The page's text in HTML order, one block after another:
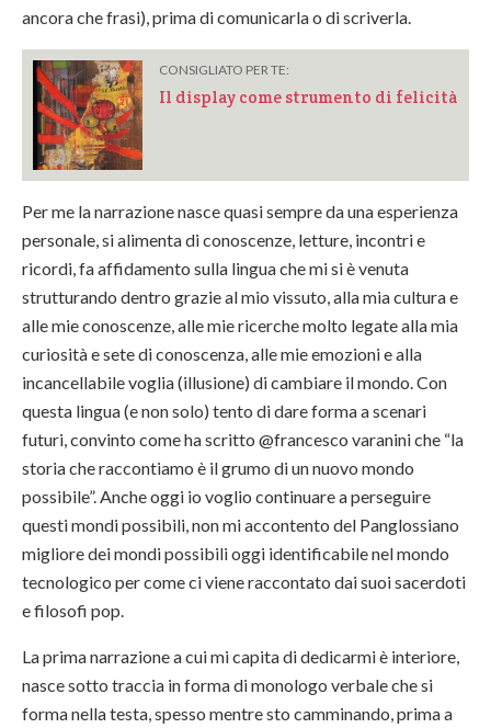
ancora che frasi), prima di comunicarla o di scriverla.
CONSIGLIATO PER TE:
Il display come strumento di felicità
Per me la narrazione nasce quasi sempre da una esperienza
personale, si alimenta di conoscenze, letture, incontri e
ricordi, fa affidamento sulla lingua che mi si è venuta
strutturando dentro grazie al mio vissuto, alla mia cultura e
alle mie conoscenze, alle mie ricerche molto legate alla mia
curiosità e sete di conoscenza, alle mie emozioni e alla
incancellabile voglia (illusione) di cambiare il mondo. Con
questa lingua (e non solo) tento di dare forma a scenari
futuri, convinto come ha scritto @francesco varanini che “la
storia che raccontiamo è il grumo di un nuovo mondo
possibile”. Anche oggi io voglio continuare a perseguire
questi mondi possibili, non mi accontento del Panglossiano
migliore dei mondi possibili oggi identificabile nel mondo
tecnologico per come ci viene raccontato dai suoi sacerdoti
e filosofi pop.
La prima narrazione a cui mi capita di dedicarmi è interiore,
nasce sotto traccia in forma di monologo verbale che si
forma nella testa, spesso mentre sto camminando, prima a